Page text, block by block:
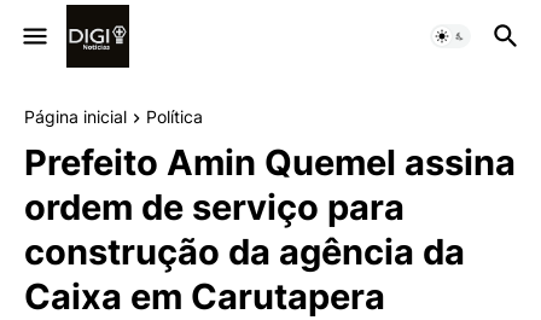
Página inicial Política
Prefeito Amin Quemel assina
ordem de serviço para
construção da agência da
Caixa em Carutapera